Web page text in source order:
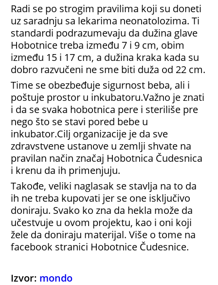
Radi se po strogim pravilima koji su doneti
uz saradnju sa lekarima neonatolozima. Ti
standardi podrazumevaju da dužina glave
Hobotnice treba između 7 i 9 cm, obim
između 15 i 17 cm, a dužina kraka kada su
dobro razvučeni ne sme biti duža od 22 cm.
Time se obezbeđuje sigurnost beba, ali i
poštuje prostor u inkubatoru.Važno je znati
i da se svaka hobotnica pere i steriliše pre
nego što se stavi pored bebe u
inkubator.Cilj organizacije je da sve
zdravstvene ustanove u zemlji shvate na
pravilan način značaj Hobotnica Čudesnica
i krenu da ih primenjuju.
Takođe, veliki naglasak se stavlja na to da
ih ne treba kupovati jer se one isključivo
doniraju. Svako ko zna da hekla može da
učestvuje u ovom projektu, kao i oni koji
žele da doniraju materijal. Više o tome na
facebook stranici Hobotnice Čudesnice.
Izvor: mondo